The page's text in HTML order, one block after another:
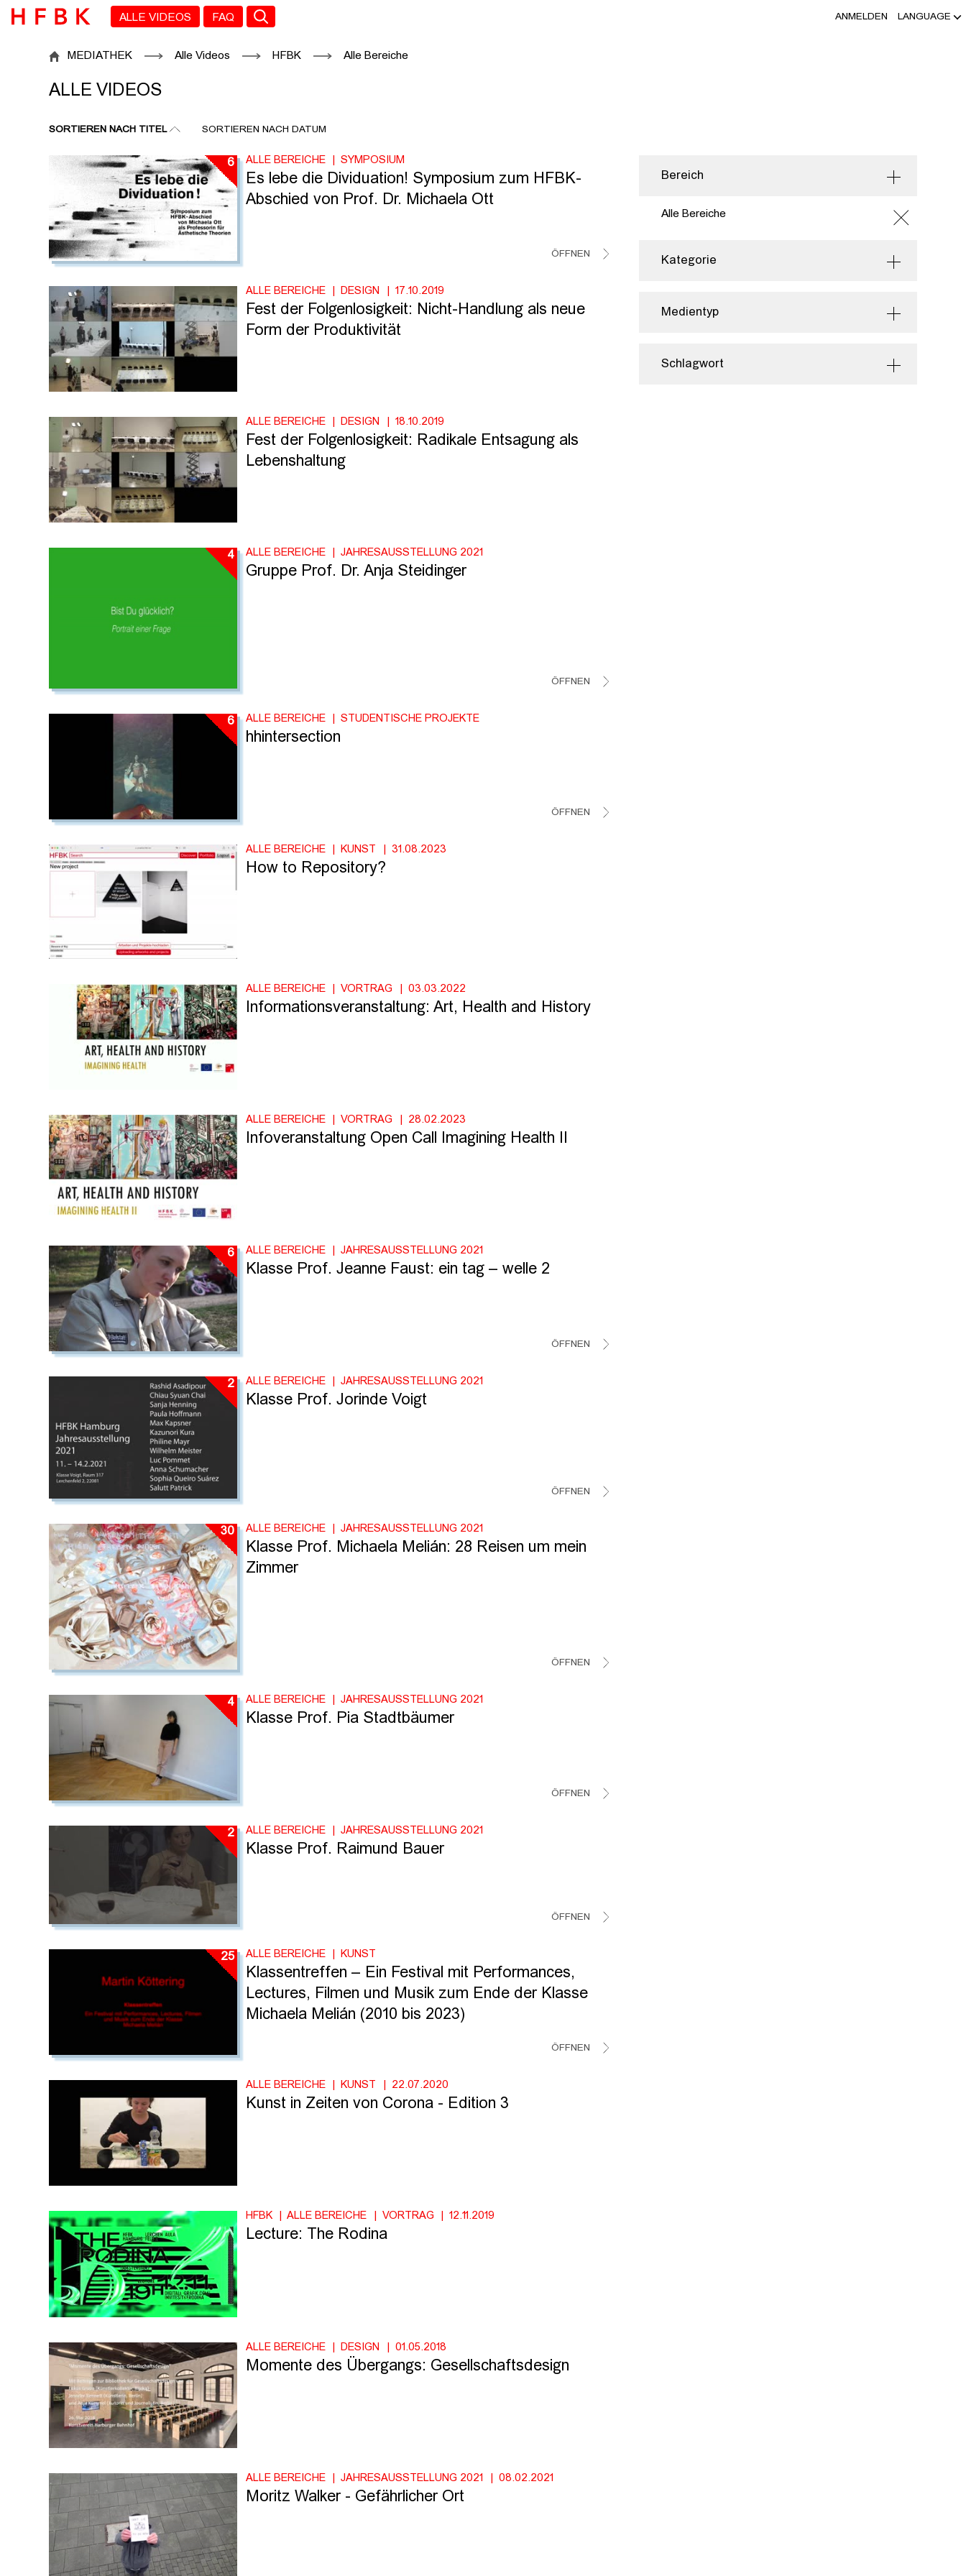
Zu den Filtern
Zur Metanavigation
Zur Hauptnavigation
Zur Suche
Zum Inhalt
Zum Seitenfuss ANMELDEN LANGUAGE
ALLE VIDEOS FAQ
ALLE VIDEOS
MEDIATHEK Alle Videos HFBK Alle Bereiche
ALLE VIDEOS
SORTIEREN NACH TITEL SORTIEREN NACH DATUM
Bereich
Alle Bereiche
Kategorie
Medientyp
Schlagwort
6 ALLE BEREICHE SYMPOSIUM
Es lebe die Dividuation! Symposium zum HFBK-
Abschied von Prof. Dr. Michaela Ott
ÖFFNEN
ALLE BEREICHE DESIGN 17.10.2019
Fest der Folgenlosigkeit: Nicht-Handlung als neue
Form der Produktivität
ALLE BEREICHE DESIGN 18.10.2019
Fest der Folgenlosigkeit: Radikale Entsagung als
Lebenshaltung
4 ALLE BEREICHE JAHRESAUSSTELLUNG 2021
Gruppe Prof. Dr. Anja Steidinger
ÖFFNEN
6 ALLE BEREICHE STUDENTISCHE PROJEKTE
hhintersection
ÖFFNEN
ALLE BEREICHE KUNST 31.08.2023
How to Repository?
ALLE BEREICHE VORTRAG 03.03.2022
Informationsveranstaltung: Art, Health and History
ALLE BEREICHE VORTRAG 28.02.2023
Infoveranstaltung Open Call Imagining Health II
6 ALLE BEREICHE JAHRESAUSSTELLUNG 2021
Klasse Prof. Jeanne Faust: ein tag – welle 2
ÖFFNEN
2 ALLE BEREICHE JAHRESAUSSTELLUNG 2021
Klasse Prof. Jorinde Voigt
ÖFFNEN
30 ALLE BEREICHE JAHRESAUSSTELLUNG 2021
Klasse Prof. Michaela Melián: 28 Reisen um mein
Zimmer
ÖFFNEN
4 ALLE BEREICHE JAHRESAUSSTELLUNG 2021
Klasse Prof. Pia Stadtbäumer
ÖFFNEN
2 ALLE BEREICHE JAHRESAUSSTELLUNG 2021
Klasse Prof. Raimund Bauer
ÖFFNEN
25 ALLE BEREICHE KUNST
Klassentreffen – Ein Festival mit Performances,
Lectures, Filmen und Musik zum Ende der Klasse
Michaela Melián (2010 bis 2023)
ÖFFNEN
ALLE BEREICHE KUNST 22.07.2020
Kunst in Zeiten von Corona - Edition 3
HFBK ALLE BEREICHE VORTRAG 12.11.2019
Lecture: The Rodina
ALLE BEREICHE DESIGN 01.05.2018
Momente des Übergangs: Gesellschaftsdesign
ALLE BEREICHE JAHRESAUSSTELLUNG 2021 08.02.2021
Moritz Walker - Gefährlicher Ort